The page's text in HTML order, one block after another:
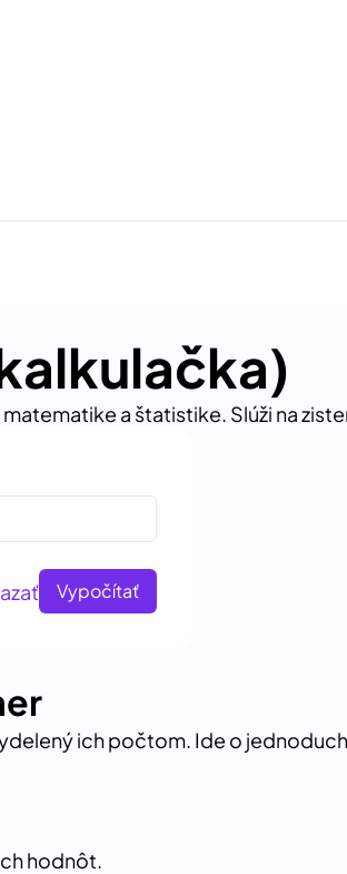
a štatistike. Slúži na
Vypočítať
ich počtom. Ide o
hodnôt.